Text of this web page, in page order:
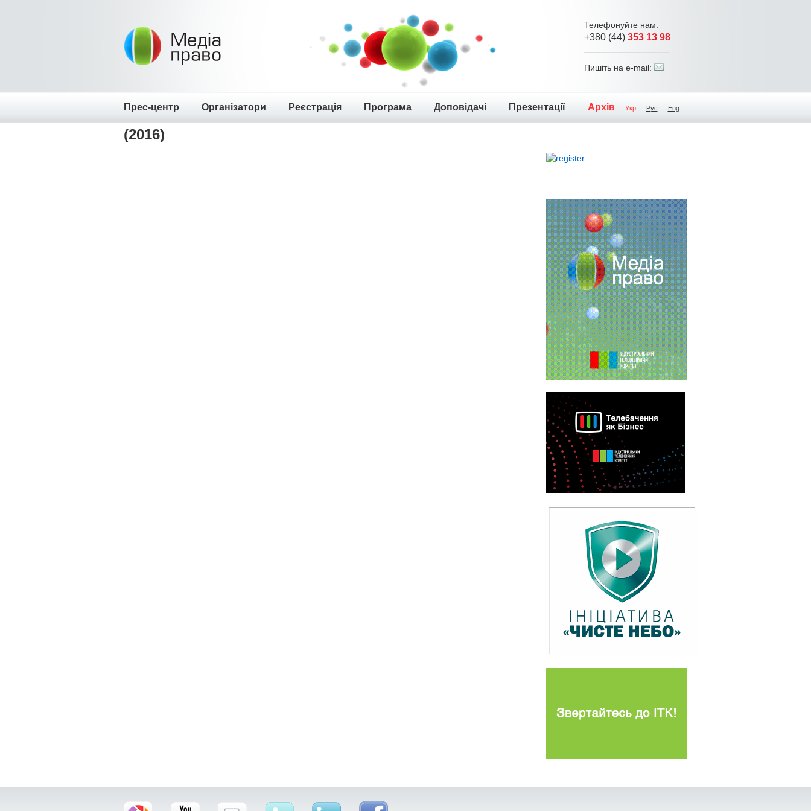
Телефонуйте нам:
+380 (44) 353 13 98
Пишіть на e-mail:
Прес-центр Організатори Реєстрація Програма Доповідачі Презентації Архів Укр Рус Eng
(2016)